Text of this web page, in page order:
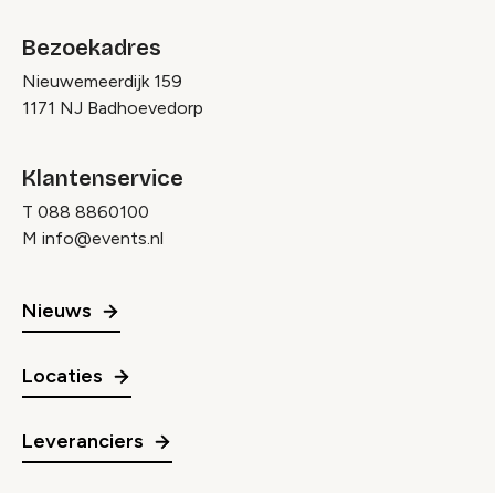
Bezoekadres
Nieuwemeerdijk 159
1171 NJ Badhoevedorp
Klantenservice
T 088 8860100
M info@events.nl
Nieuws
Locaties
Leveranciers